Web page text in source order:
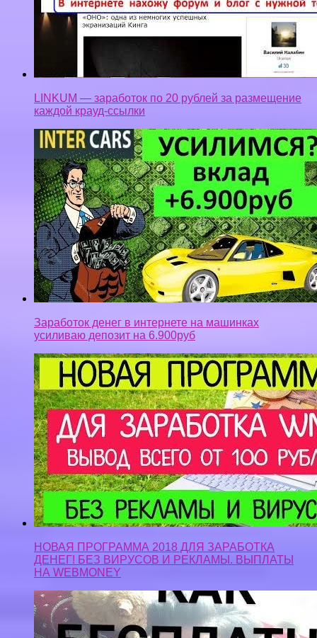
LINKUM — заработок по 20 рублей за размещение
каждой крауд-ссылки
Заработок денег в интернете на машинках
усиливаю депозит на 6.900руб
НОВАЯ ПРОГРАММА 2018 ДЛЯ ЗАРАБОТКА
ДЕНЕГ! БЕЗ ВИРУСОВ И РЕКЛАМЫ. ВЫПЛАТЫ
НА WEBMONEY